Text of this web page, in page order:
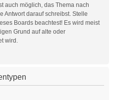
auch möglich, das Thema nach
Antwort darauf schreibst. Stelle
Boards beachtest! Es wird meist
Grund auf alte oder
wird.